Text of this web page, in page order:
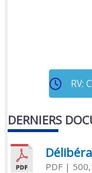
RV:
DERNIERS
PDF|